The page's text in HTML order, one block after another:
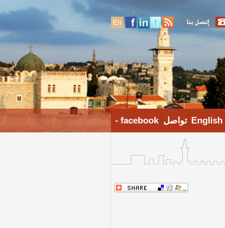
En
English تواصل facebook -